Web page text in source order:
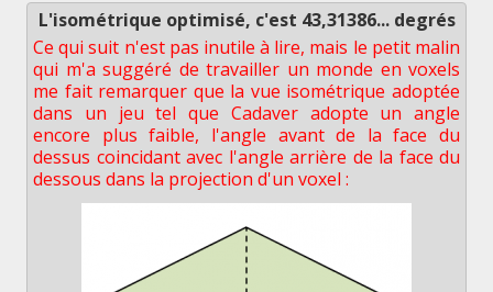
L'isométrique optimisé, c'est 43,31386... degrés
Ce qui suit n'est pas inutile à lire, mais le petit malin
qui m'a suggéré de travailler un monde en voxels
me fait remarquer que la vue isométrique adoptée
dans un jeu tel que Cadaver adopte un angle
encore plus faible, l'angle avant de la face du
dessus coincidant avec l'angle arrière de la face du
dessous dans la projection d'un voxel :